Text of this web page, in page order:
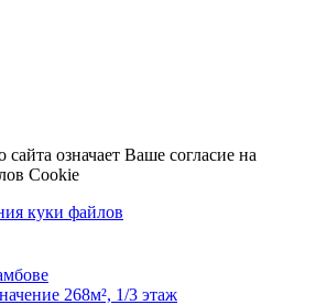
означает Ваше согласие на
Cookie
куки файлов
268м², 1/3 этаж